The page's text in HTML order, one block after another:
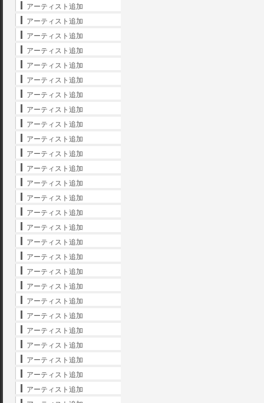
アーティスト追加
アーティスト追加
アーティスト追加
アーティスト追加
アーティスト追加
アーティスト追加
アーティスト追加
アーティスト追加
アーティスト追加
アーティスト追加
アーティスト追加
アーティスト追加
アーティスト追加
アーティスト追加
アーティスト追加
アーティスト追加
アーティスト追加
アーティスト追加
アーティスト追加
アーティスト追加
アーティスト追加
アーティスト追加
アーティスト追加
アーティスト追加
アーティスト追加
アーティスト追加
アーティスト追加